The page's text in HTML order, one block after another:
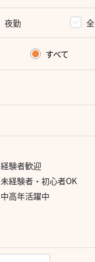
夜勤
すべて
経験者歓迎
未経験者・初心者OK
中高年活躍中